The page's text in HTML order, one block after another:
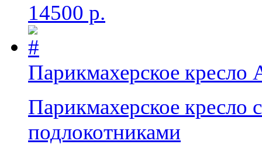
14500 р.
Парикмахерское кресло
Парикмахерское
подлокотниками